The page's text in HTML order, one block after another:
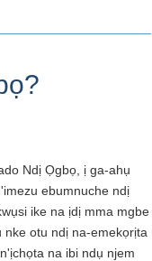
Ndị Ọgbọ, ị ga-ahụ
ebumnuche ndị
ike na ịdị mma mgbe
otu ndị na-emekọrịta
na ibi ndụ njem